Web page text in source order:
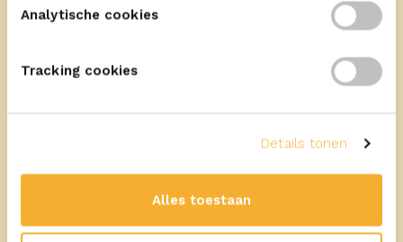
Analytische cookies
Tracking cookies
Details tonen
Alles toestaan
Meer recepten